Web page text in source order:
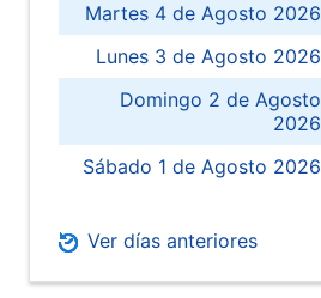
Martes 4 de Agosto 2026
Lunes 3 de Agosto 2026
Domingo 2 de Agosto
2026
Sábado 1 de Agosto 2026
Ver días anteriores